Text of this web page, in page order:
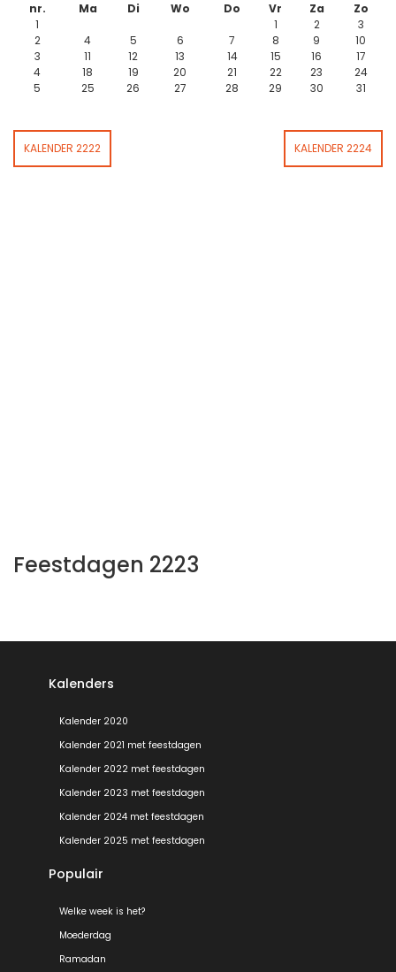
nr. Ma Di Wo Do Vr Za
Zo
1
1 2
3
2
4 5 6 7 8 9
10
3
11 12 13 14 15 16
17
4
18 19 20 21 22 23
24
5
25 26 27 28 29 30 31
KALENDER 2222 KALENDER 2224
Feestdagen 2223
Kalenders
Kalender 2020
Kalender 2021 met feestdagen
Kalender 2022 met feestdagen
Kalender 2023 met feestdagen
Kalender 2024 met feestdagen
Kalender 2025 met feestdagen
Populair
Welke week is het?
Moederdag
Ramadan